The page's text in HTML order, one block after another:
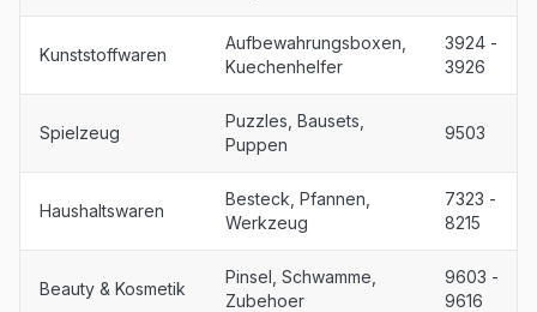
Kunststoffwaren
Aufbewahrungsboxen,
Kuechenhelfer
3924 -
3926
Spielzeug
Puzzles, Bausets,
Puppen
9503
Haushaltswaren
Besteck, Pfannen,
Werkzeug
7323 -
8215
Beauty & Kosmetik
Pinsel, Schwamme,
Zubehoer
9603 -
9616